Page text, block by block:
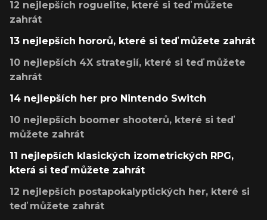
12 nejlepších roguelite, které si teď můžete
zahrát
13 nejlepších hororů, které si teď můžete zahrát
10 nejlepších 4X strategií, které si teď můžete
zahrát
14 nejlepších her pro Nintendo Switch
10 nejlepších boomer shooterů, které si teď
můžete zahrát
11 nejlepších klasických izometrických RPG,
která si teď můžete zahrát
12 nejlepších postapokalyptických her, které si
teď můžete zahrát